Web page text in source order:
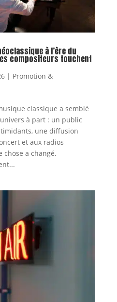
à l’ère du
compositeurs touchent
| Promotion &
classique a semblé
à part : un public
une diffusion
et aux radios
chose a changé.